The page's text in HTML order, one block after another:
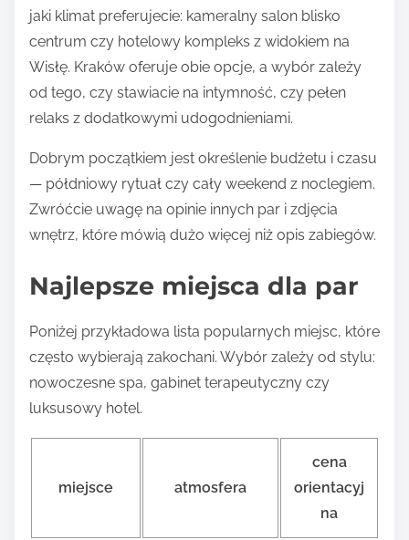
jaki klimat preferujecie: kameralny salon blisko
centrum czy hotelowy kompleks z widokiem na
Wisłę. Kraków oferuje obie opcje, a wybór zależy
od tego, czy stawiacie na intymność, czy pełen
relaks z dodatkowymi udogodnieniami.
Dobrym początkiem jest określenie budżetu i czasu
— półdniowy rytuał czy cały weekend z noclegiem.
Zwróćcie uwagę na opinie innych par i zdjęcia
wnętrz, które mówią dużo więcej niż opis zabiegów.
Najlepsze miejsca dla par
Poniżej przykładowa lista popularnych miejsc, które
często wybierają zakochani. Wybór zależy od stylu:
nowoczesne spa, gabinet terapeutyczny czy
luksusowy hotel.
miejsce atmosfera
cena
orientacyj
na